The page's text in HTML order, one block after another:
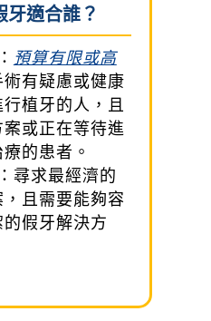
牙適合誰？
預算有限或高
有疑慮或健康
植牙的人，且
或正在等待進
的患者。
尋求最經濟的
且需要能夠容
假牙解決方